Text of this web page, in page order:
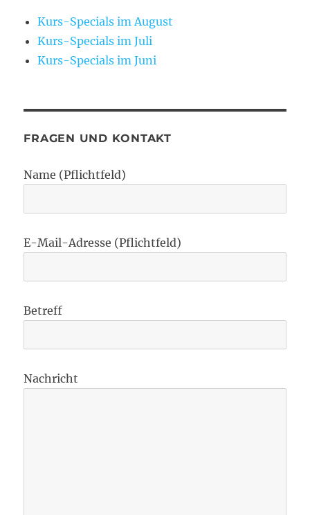
Kurs-Specials im August
Kurs-Specials im Juli
Kurs-Specials im Juni
FRAGEN UND KONTAKT
Name (Pflichtfeld)
E-Mail-Adresse (Pflichtfeld)
Betreff
Nachricht